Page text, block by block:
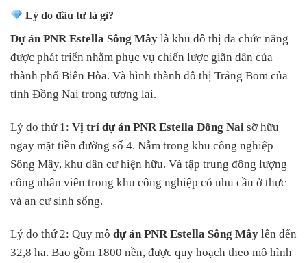
Lý do đầu tư là gì?
Dự án PNR Estella Sông Mây là khu đô thị đa chức năng
được phát triển nhằm phục vụ chiến lược giãn dân của
thành phố Biên Hòa. Và hình thành đô thị Trảng Bom của
tỉnh Đồng Nai trong tương lai.
Lý do thứ 1: Vị trí dự án PNR Estella Đồng Nai sỡ hữu
ngay mặt tiền đường số 4. Nằm trong khu công nghiệp
Sông Mây, khu dân cư hiện hữu. Và tập trung đông lượng
công nhân viên trong khu công nghiệp có nhu cầu ở thực
và an cư sinh sống.
Lý do thứ 2: Quy mô dự án PNR Estella Sông Mây lên đến
32,8 ha. Bao gồm 1800 nền, được quy hoạch theo mô hình